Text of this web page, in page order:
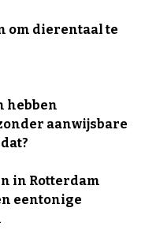
om dierentaal te
hebben
aanwijsbare
in Rotterdam
eentonige